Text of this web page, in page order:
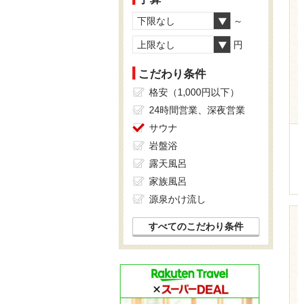
下限なし ～
上限なし 円
こだわり条件
格安（1,000円以下）
24時間営業、深夜営業
サウナ
岩盤浴
露天風呂
家族風呂
源泉かけ流し
すべてのこだわり条件